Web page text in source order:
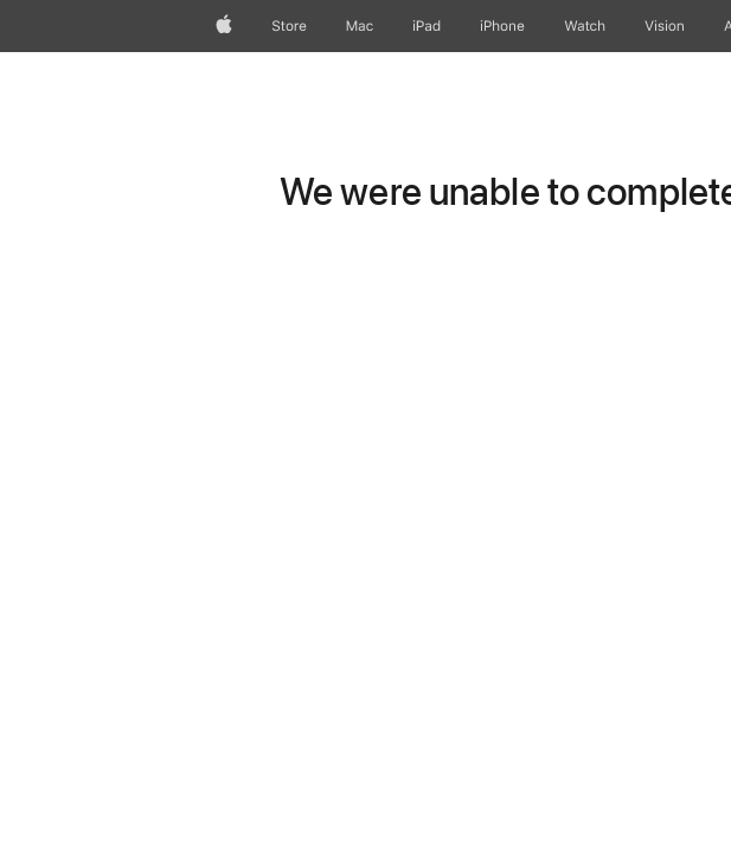
AppleStore Mac iPad iPhone Watch Vision
We were unable to